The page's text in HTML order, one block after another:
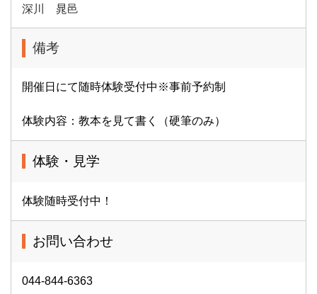
深川 晁邑
備考
開催日にて随時体験受付中※事前予約制
体験内容：教本を見て書く（硬筆のみ）
体験・見学
体験随時受付中！
お問い合わせ
044-844-6363